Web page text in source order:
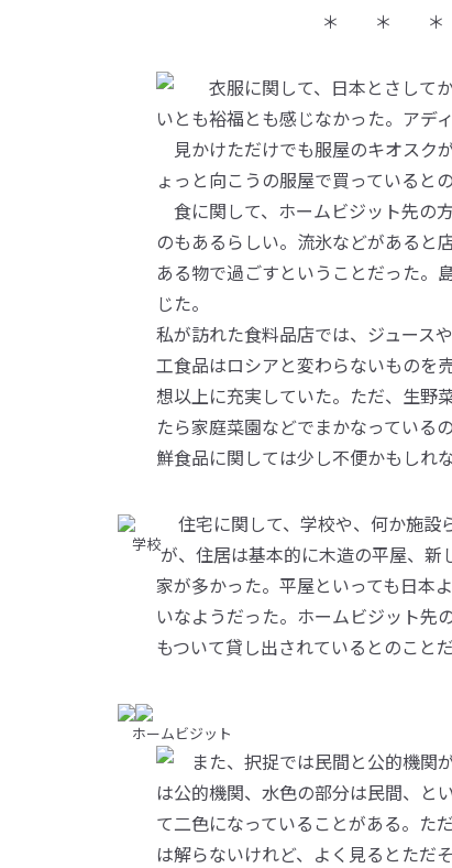
＊ ＊
衣服に関して、日本とさしてか
いとも裕福とも感じなかった。アデ
見かけただけでも服屋のキオスク
ょっと向こうの服屋で買っていると
食に関して、ホームビジット先の
のもあるらしい。流氷などがあると
ある物で過ごすということだった。
じた。
私が訪れた食料品店では、ジュース
工食品はロシアと変わらないものを
想以上に充実していた。ただ、生野
たら家庭菜園などでまかなっている
鮮食品に関しては少し不便かもしれ
学校
住宅に関して、学校や、何か施設
が、住居は基本的に木造の平屋、
家が多かった。平屋といっても日本
いなようだった。ホームビジット先
もついて貸し出されているとのことだ
ホームビジット
また、択捉では民間と公的機関
は公的機関、水色の部分は民間、と
て二色になっていることがある。た
は解らないけれど、よく見るとただ